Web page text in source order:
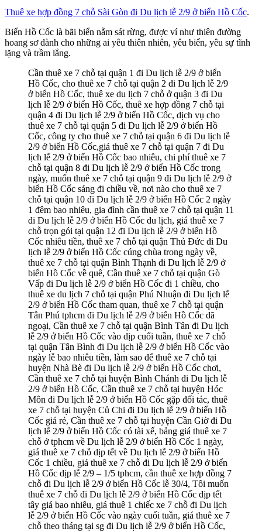
Thuê xe hợp đồng 7 chỗ Sài Gòn đi Du lịch lễ 2/9 ở biển Hồ Cốc.
Biển Hồ Cốc là bãi biển nằm sát rừng, được ví như thiên đường
hoang sơ dành cho những ai yêu thiên nhiên, yêu biển, yêu sự tĩnh
lặng và trầm lắng.
Cần thuê xe 7 chỗ tại quận 1 đi Du lịch lễ 2/9 ở biển
Hồ Cốc, cho thuê xe 7 chỗ tại quận 2 đi Du lịch lễ 2/9
ở biển Hồ Cốc, thuê xe du lịch 7 chỗ ở quận 3 đi Du
lịch lễ 2/9 ở biển Hồ Cốc, thuê xe hợp đồng 7 chỗ tại
quận 4 đi Du lịch lễ 2/9 ở biển Hồ Cốc, dịch vụ cho
thuê xe 7 chỗ tại quận 5 đi Du lịch lễ 2/9 ở biển Hồ
Cốc, công ty cho thuê xe 7 chỗ tại quận 6 đi Du lịch lễ
2/9 ở biển Hồ Cốc,giá thuê xe 7 chỗ tại quận 7 đi Du
lịch lễ 2/9 ở biển Hồ Cốc bao nhiêu, chi phí thuê xe 7
chỗ tại quận 8 đi Du lịch lễ 2/9 ở biển Hồ Cốc trong
ngày, muốn thuê xe 7 chỗ tại quận 9 đi Du lịch lễ 2/9 ở
biển Hồ Cốc sáng đi chiều về, nơi nào cho thuê xe 7
chỗ tại quận 10 đi Du lịch lễ 2/9 ở biển Hồ Cốc 2 ngày
1 đêm bao nhiêu, gia đình cần thuê xe 7 chỗ tại quận 11
đi Du lịch lễ 2/9 ở biển Hồ Cốc du lịch, giá thuê xe 7
chỗ trọn gói tại quận 12 đi Du lịch lễ 2/9 ở biển Hồ
Cốc nhiêu tiền, thuê xe 7 chỗ tại quận Thủ Đức đi Du
lịch lễ 2/9 ở biển Hồ Cốc cúng chùa trong ngày về,
thuê xe 7 chỗ tại quận Bình Thạnh đi Du lịch lễ 2/9 ở
biển Hồ Cốc về quê, Cần thuê xe 7 chỗ tại quận Gò
Vấp đi Du lịch lễ 2/9 ở biển Hồ Cốc đi 1 chiều, cho
thuê xe du lịch 7 chỗ tại quận Phú Nhuận đi Du lịch lễ
2/9 ở biển Hồ Cốc tham quan, thuê xe 7 chỗ tại quận
Tân Phú tphcm đi Du lịch lễ 2/9 ở biển Hồ Cốc dã
ngoại, Cần thuê xe 7 chỗ tại quận Bình Tân đi Du lịch
lễ 2/9 ở biển Hồ Cốc vào dịp cuối tuần, thuê xe 7 chỗ
tại quận Tân Bình đi Du lịch lễ 2/9 ở biển Hồ Cốc vào
ngày lễ bao nhiêu tiền, làm sao để thuê xe 7 chỗ tại
huyện Nhà Bè đi Du lịch lễ 2/9 ở biển Hồ Cốc chơi,
Cần thuê xe 7 chỗ tại huyện Bình Chánh đi Du lịch lễ
2/9 ở biển Hồ Cốc, Cần thuê xe 7 chỗ tại huyện Hóc
Môn đi Du lịch lễ 2/9 ở biển Hồ Cốc gặp đối tác, thuê
xe 7 chỗ tại huyện Củ Chi đi Du lịch lễ 2/9 ở biển Hồ
Cốc giá rẻ, Cần thuê xe 7 chỗ tại huyện Cần Giờ đi Du
lịch lễ 2/9 ở biển Hồ Cốc có tài xế, bảng giá thuê xe 7
chỗ ở tphcm về Du lịch lễ 2/9 ở biển Hồ Cốc 1 ngày,
giá thuê xe 7 chỗ dịp tết về Du lịch lễ 2/9 ở biển Hồ
Cốc 1 chiều, giá thuê xe 7 chỗ đi Du lịch lễ 2/9 ở biển
Hồ Cốc dịp lễ 2/9 – 1/5 tphcm, cần thuê xe hợp đồng 7
chỗ đi Du lịch lễ 2/9 ở biển Hồ Cốc lễ 30/4, Tôi muốn
thuê xe 7 chỗ đi Du lịch lễ 2/9 ở biển Hồ Cốc dịp tết
tây giá bao nhiêu, giá thuê 1 chiếc xe 7 chỗ đi Du lịch
lễ 2/9 ở biển Hồ Cốc vào ngày cuối tuần, giá thuê xe 7
chỗ theo tháng tại sg đi Du lịch lễ 2/9 ở biển Hồ Cốc,